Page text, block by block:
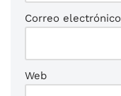
Correo electrónico
Web